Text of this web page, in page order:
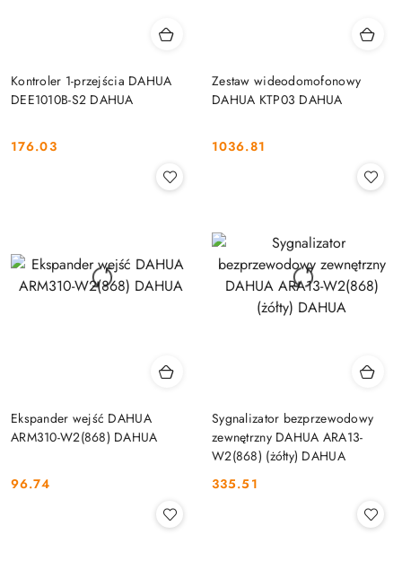
Kontroler 1-przejścia DAHUA
DEE1010B-S2 DAHUA
Cena:
176.03
Zestaw wideodomofonowy
DAHUA KTP03 DAHUA
Cena:
1036.81
Ekspander wejść DAHUA
ARM310-W2(868) DAHUA
Cena:
96.74
Sygnalizator bezprzewodowy
zewnętrzny DAHUA ARA13-
W2(868) (żółty) DAHUA
Cena:
335.51